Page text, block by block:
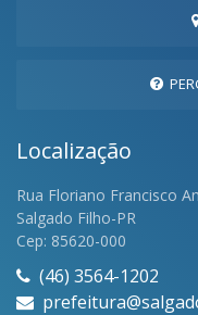
Localização
Rua Floriano Francisco
Salgado Filho-PR
Cep: 85620-000
(46) 3564-1202